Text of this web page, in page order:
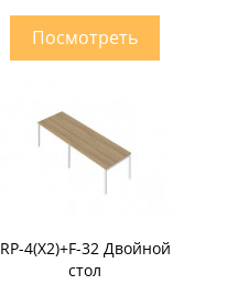
RP-4(X2)+F-32 Двойной
стол